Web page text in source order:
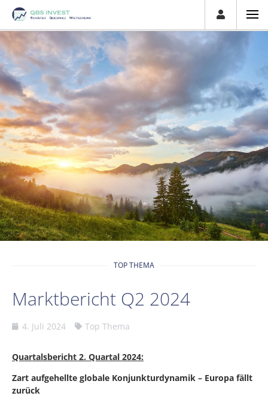
TOP THEMA
Marktbericht Q2 2024
4. Juli 2024 Top Thema
Quartalsbericht 2. Quartal 2024:
Zart aufgehellte globale Konjunkturdynamik – Europa fällt
zurück